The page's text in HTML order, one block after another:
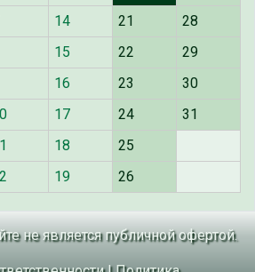
14 21
28
15 22
29
16 23
30
17 24
31
18
25
19 26
не является публичной офертой.